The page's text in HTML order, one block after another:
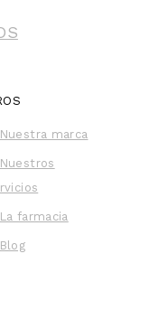
Nuestra marca
Nuestros
La farmacia
Blog